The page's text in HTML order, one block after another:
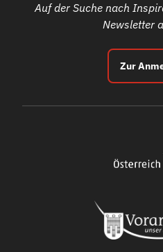
Auf der Suche nach
Newsletter
Zur